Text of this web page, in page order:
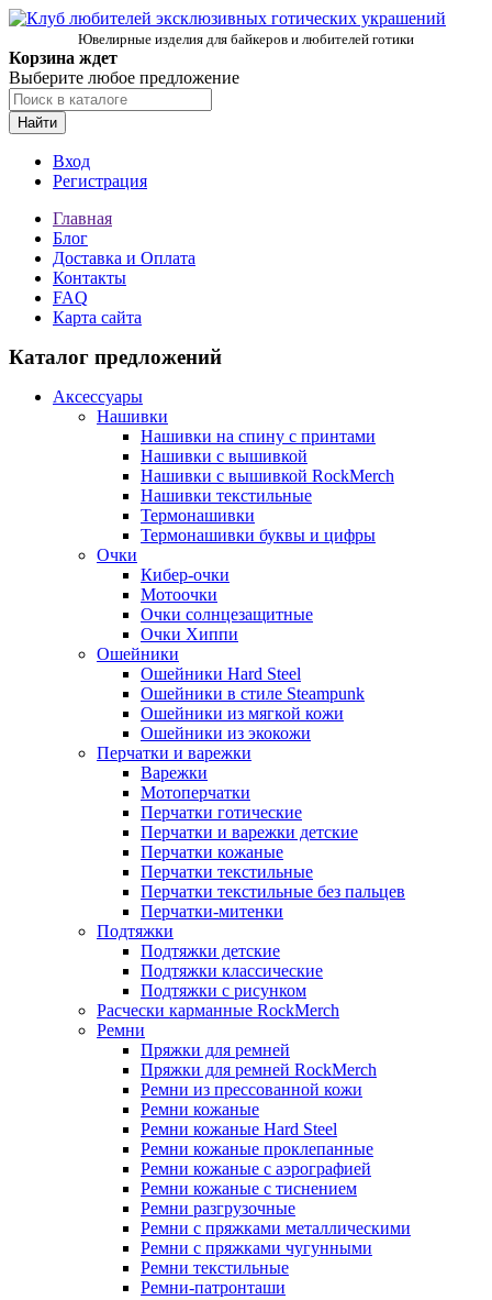
Ювелирные изделия для байкеров и любителей готики
Корзина ждет
Выберите любое предложение
Найти
Вход
Регистрация
Главная
Блог
Доставка и Оплата
Контакты
FAQ
Карта сайта
Каталог предложений
Аксессуары
Нашивки
Нашивки на спину с принтами
Нашивки с вышивкой
Нашивки с вышивкой RockMerch
Нашивки текстильные
Термонашивки
Термонашивки буквы и цифры
Очки
Кибер-очки
Мотоочки
Очки солнцезащитные
Очки Хиппи
Ошейники
Ошейники Hard Steel
Ошейники в стиле Steampunk
Ошейники из мягкой кожи
Ошейники из экокожи
Перчатки и варежки
Варежки
Мотоперчатки
Перчатки готические
Перчатки и варежки детские
Перчатки кожаные
Перчатки текстильные
Перчатки текстильные без пальцев
Перчатки-митенки
Подтяжки
Подтяжки детские
Подтяжки классические
Подтяжки с рисунком
Расчески карманные RockMerch
Ремни
Пряжки для ремней
Пряжки для ремней RockMerch
Ремни из прессованной кожи
Ремни кожаные
Ремни кожаные Hard Steel
Ремни кожаные проклепанные
Ремни кожаные с аэрографией
Ремни кожаные с тиснением
Ремни разгрузочные
Ремни с пряжками металлическими
Ремни с пряжками чугунными
Ремни текстильные
Ремни-патронташи